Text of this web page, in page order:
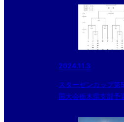
2024.11.3
スターゼンカップ第
国大会栃木県支部予